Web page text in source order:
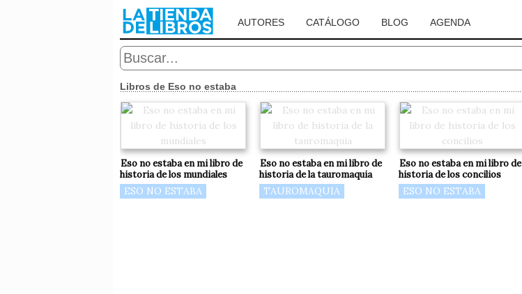
AUTORES CATÁLOGO BLOG AGENDA
Libros de Eso no estaba
Eso no estaba en mi libro de
historia de los mundiales
ESO NO ESTABA
Eso no estaba en mi libro de
historia de la tauromaquia
TAUROMAQUIA
Eso no estaba en mi libro de
historia de los concilios
ESO NO ESTABA